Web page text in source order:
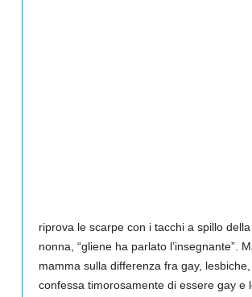
riprova le scarpe con i tacchi a spillo
nonna, “gliene ha parlato l’insegnante”.
mamma sulla differenza fra gay,
confessa timorosamente di essere gay e